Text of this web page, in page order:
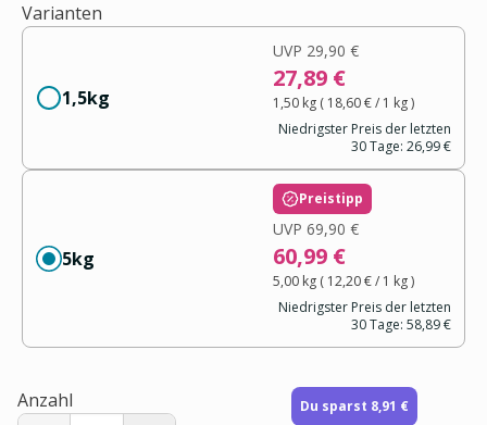
Varianten
1,5kg
UVP 29,90 €
27,89 €
1,50 kg( 18,60 €/ 1 kg)
Niedrigster Preis der letzten
30 Tage: 26,99 €
5kg
Preistipp
UVP 69,90 €
60,99 €
5,00 kg( 12,20 €/ 1 kg)
Niedrigster Preis der letzten
30 Tage: 58,89 €
Anzahl Du sparst 8,91 €